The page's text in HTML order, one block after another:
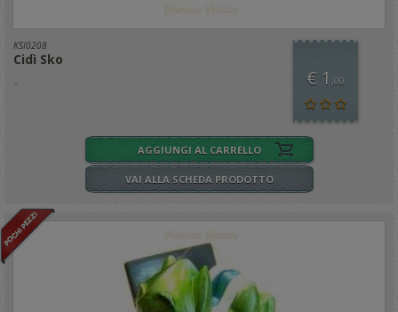
KSI0208
Cidì Sko
.. € 1 ,00
AGGIUNGI AL CARRELLO
VAI ALLA SCHEDA PRODOTTO